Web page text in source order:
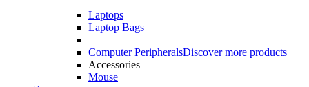
Laptops
Laptop Bags
Computer PeripheralsDiscover more products
Accessories
Mouse